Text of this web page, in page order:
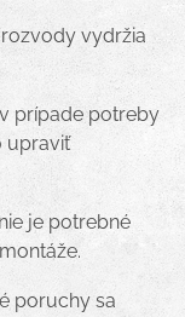
vydržia
prípade potreby
upraviť
je potrebné
poruchy sa